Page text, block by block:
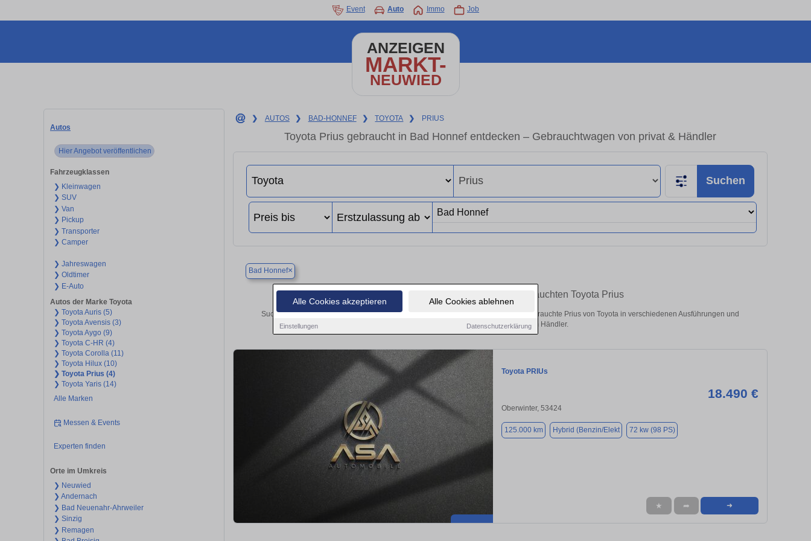
Alle Cookies akzeptieren Alle Cookies ablehnen
Einstellungen Datenschutzerklärung
Event Auto Immo Job
ANZEIGEN
MARKT-
NEUWIED
Autos
Hier Angebot veröffentlichen
Fahrzeugklassen
❯ Kleinwagen
❯ SUV
❯ Van
❯ Pickup
❯ Transporter
❯ Camper
❯ Jahreswagen
❯ Oldtimer
❯ E-Auto
Autos der Marke Toyota
❯ Toyota Auris (5)
❯ Toyota Avensis (3)
❯ Toyota Aygo (9)
❯ Toyota C-HR (4)
❯ Toyota Corolla (11)
❯ Toyota Hilux (10)
❯ Toyota Prius (4)
❯ Toyota Yaris (14)
Alle Marken
Messen & Events
Experten finden
Orte im Umkreis
❯ Neuwied
❯ Andernach
❯ Bad Neuenahr-Ahrweiler
❯ Sinzig
❯ Remagen
❯ AUTOS ❯ BAD-HONNEF ❯ TOYOTA ❯ PRIUS
Toyota Prius gebraucht in Bad Honnef entdecken – Gebrauchtwagen von privat & Händler
Suchen
Bad Honnef×
Finden Sie in Bad Honnef Ihren gebrauchten Toyota Prius
Suchen Sie in Bad Honnef einen Toyota Prius Gebrauchtwagen? Entdecken Sie gebrauchte Prius von Toyota in verschiedenen Ausführungen und
Preisklassen von privat und vom Händler.
Toyota PRIUs
18.490 €
Oberwinter, 53424
125.000 km Hybrid (Benzin/Elekt 72 kw (98 PS)
★ ➦ ➜